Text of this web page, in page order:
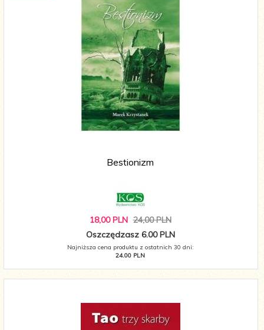
Bestionizm
18,00 PLN 24,00 PLN
Oszczędzasz 6.00 PLN
Najniższa cena produktu z ostatnich 30 dni:
24.00 PLN